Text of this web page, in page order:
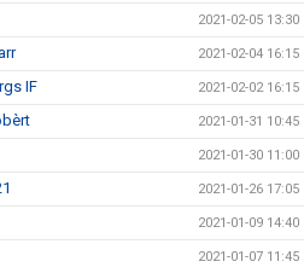
2021-02-05 13:30
2021-02-04 16:15
IF 2021-02-02 16:15
2021-01-31 10:45
2021-01-30 11:00
2021-01-26 17:05
2021-01-09 14:40
2021-01-07 11:45